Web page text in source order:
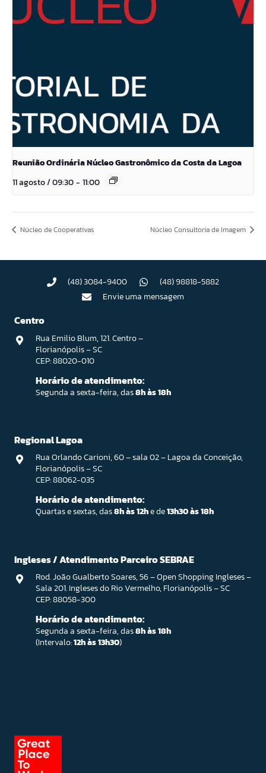
Reunião Ordinária Núcleo Gastronômico da Costa da Lagoa
11 agosto / 09:30- 11:00
Núcleo de Cooperativas Núcleo Consultoria de Imagem
(48) 3084-9400
(48) 98818-5882
Envie uma mensagem
Centro
Rua Emilio Blum, 121. Centro –
Florianópolis – SC
CEP: 88020-010
Horário de atendimento:
Segunda a sexta-feira, das8h às 18h
Regional Lagoa
Rua Orlando Carioni, 60 – sala 02 – Lagoa da Conceição,
Florianópolis – SC
CEP: 88062-035
Horário de atendimento:
Quartas e sextas, das8h às 12he de13h30 às 18h
Ingleses / Atendimento Parceiro SEBRAE
Rod. João Gualberto Soares, 56 – Open Shopping Ingleses –
Sala 201. Ingleses do Rio Vermelho, Florianópolis – SC
CEP: 88058-300
Horário de atendimento:
Segunda a sexta-feira, das8h às 18h
(Intervalo:12h às 13h30)